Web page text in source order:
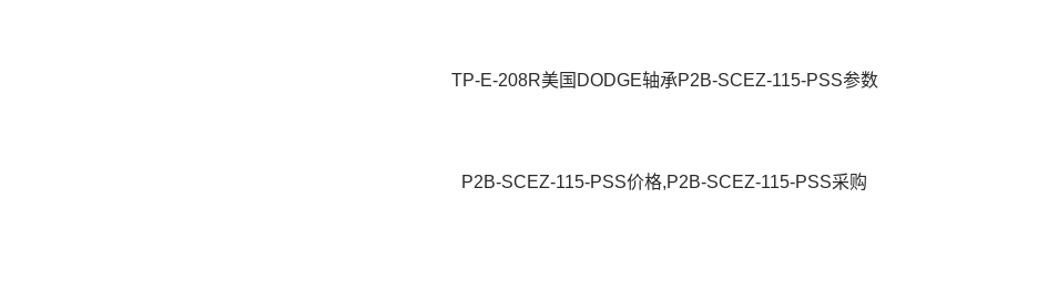
TP-E-208R美国DODGE轴承P2B-SCEZ-115-PSS参数
P2B-SCEZ-115-PSS价格,P2B-SCEZ-115-PSS采购